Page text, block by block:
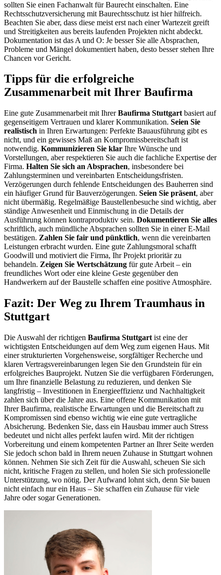
sollten Sie einen Fachanwalt für Baurecht einschalten. Eine
Rechtsschutzversicherung mit Baurechtsschutz ist hier hilfreich.
Beachten Sie aber, dass diese meist erst nach einer Wartezeit greift
und Streitigkeiten aus bereits laufenden Projekten nicht abdeckt.
Dokumentation ist das A und O: Je besser Sie alle Absprachen,
Probleme und Mängel dokumentiert haben, desto besser stehen Ihre
Chancen vor Gericht.
Tipps für die erfolgreiche
Zusammenarbeit mit Ihrer Baufirma
Eine gute Zusammenarbeit mit IhrerBaufirma Stuttgart basiert auf
gegenseitigem Vertrauen und klarer Kommunikation. Seien Sie
realistisch in Ihren Erwartungen: Perfekte Bauausführung gibt es
nicht, und ein gewisses Maß an Kompromissbereitschaft ist
notwendig. Kommunizieren Sie klar Ihre Wünsche und
Vorstellungen, aber respektieren Sie auch die fachliche Expertise der
Firma. Halten Sie sich an Absprachen, insbesondere bei
Zahlungsterminen und vereinbarten Entscheidungsfristen.
Verzögerungen durch fehlende Entscheidungen des Bauherren sind
ein häufiger Grund für Bauverzögerungen. Seien Sie präsent, aber
nicht übermäßig. Regelmäßige Baustellenbesuche sind wichtig, aber
ständige Anwesenheit und Einmischung in die Details der
Ausführung können kontraproduktiv sein. Dokumentieren Sie alles
schriftlich, auch mündliche Absprachen sollten Sie in einer E-Mail
bestätigen. Zahlen Sie fair und pünktlich, wenn die vereinbarten
Leistungen erbracht wurden. Eine gute Zahlungsmoral schafft
Goodwill und motiviert die Firma, Ihr Projekt prioritär zu
behandeln. Zeigen Sie Wertschätzung für gute Arbeit – ein
freundliches Wort oder eine kleine Geste gegenüber den
Handwerkern auf der Baustelle schaffen eine positive Atmosphäre.
Fazit: Der Weg zu Ihrem Traumhaus in
Stuttgart
Die Auswahl der richtigen Baufirma Stuttgart ist eine der
wichtigsten Entscheidungen auf dem Weg zum eigenen Haus. Mit
einer strukturierten Vorgehensweise, sorgfältiger Recherche und
klaren Vertragsvereinbarungen legen Sie den Grundstein für ein
erfolgreiches Bauprojekt. Nutzen Sie die verfügbaren Förderungen,
um Ihre finanzielle Belastung zu reduzieren, und denken Sie
langfristig – Investitionen in Energieeffizienz und Nachhaltigkeit
zahlen sich über die Jahre aus. Eine offene Kommunikation mit
Ihrer Baufirma, realistische Erwartungen und die Bereitschaft zu
Kompromissen sind ebenso wichtig wie eine gute vertragliche
Absicherung. Bedenken Sie, dass ein Hausbau immer auch Stress
bedeutet und nicht alles perfekt laufen wird. Mit der richtigen
Vorbereitung und einem kompetenten Partner an Ihrer Seite werden
Sie jedoch schon bald in Ihrem neuen Zuhause in Stuttgart wohnen
können. Nehmen Sie sich Zeit für die Auswahl, scheuen Sie sich
nicht, kritische Fragen zu stellen, und holen Sie sich professionelle
Unterstützung, wo nötig. Der Aufwand lohnt sich, denn Sie bauen
nicht einfach nur ein Haus – Sie schaffen ein Zuhause für viele
Jahre oder sogar Generationen.